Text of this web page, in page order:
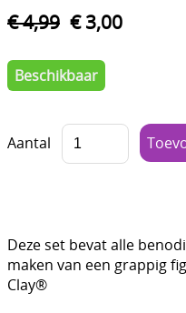
Bullet Journalling
Haken - Vilt
Bloemen uit
Cadeaubon
€ 4,99 € 3,00
Beschikbaar
Aantal
Deze set bevat alle
maken van een grappig
Clay®